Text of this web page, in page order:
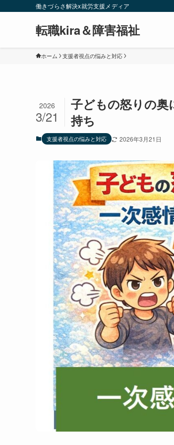
働きづらさ解決x就労支援メディア
転職kira＆障害福祉
ホーム 支援者視点の悩みと対応
子どもの怒りの奥
持ち
2026
3/21
支援者視点の悩みと対応 2026年3月21日